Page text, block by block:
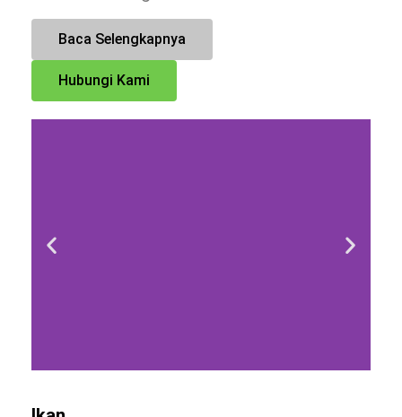
Baca Selengkapnya
Hubungi Kami